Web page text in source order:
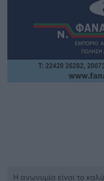
Η ανωνυμία είναι το